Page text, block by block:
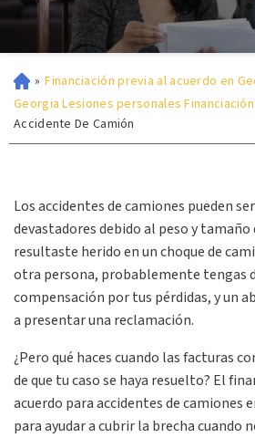
» Financiación previa al acuerdo en
Georgia Lesiones personales
Accidente De Camión
Los accidentes de camiones pueden
devastadores debido al peso y tamaño
resultaste herido en un choque de
otra persona, probablemente tengas
compensación por tus pérdidas, y un
a presentar una reclamación.
¿Pero qué haces cuando las facturas
de que tu caso se haya resuelto? El
acuerdo para accidentes de camiones
para ayudar a cubrir la brecha cuando